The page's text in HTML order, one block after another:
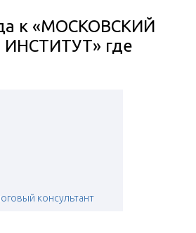
к «МОСКОВСКИЙ
где
консультант